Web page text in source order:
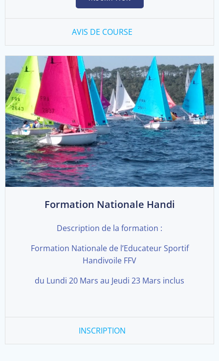
AVIS DE COURSE
Formation Nationale Handi
Description de la formation :
Formation Nationale de l’Educateur Sportif
Handivoile FFV
du Lundi 20 Mars au Jeudi 23 Mars inclus
INSCRIPTION